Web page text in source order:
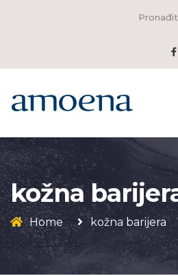
kožna
Home kožna barijera